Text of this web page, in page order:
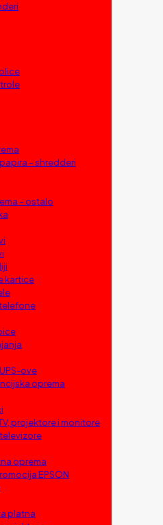
– shredderi
– ostalo
kartice
ove
oprema
projektore i monitore
oprema
EPSON
platna